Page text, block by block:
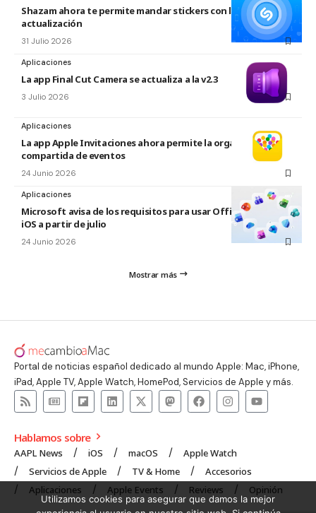
Shazam ahora te permite mandar stickers con la nueva
actualización
31 Julio 2026
Aplicaciones
La app Final Cut Camera se actualiza a la v2.3
3 Julio 2026
Aplicaciones
La app Apple Invitaciones ahora permite la organización
compartida de eventos
24 Junio 2026
Aplicaciones
Microsoft avisa de los requisitos para usar Office en macOS y
iOS a partir de julio
24 Junio 2026
Mostrar más
Portal de noticias español dedicado al mundo Apple: Mac, iPhone,
iPad, Apple TV, Apple Watch, HomePod, Servicios de Apple y más.
Hablamos sobre
AAPL News iOS macOS
Apple Watch
Servicios de Apple
TV & Home
Accesorios
Aplicaciones
Apple Events Reviews Opinión
Utilizamos cookies para asegurar que damos la mejor